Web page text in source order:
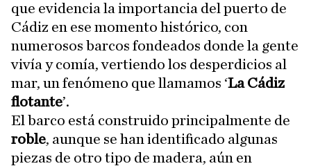
que evidencia la importancia del puerto de
Cádiz en ese momento histórico, con
numerosos barcos fondeados donde la gente
vivía y comía, vertiendo los desperdicios al
mar, un fenómeno que llamamos ‘La Cádiz
flotante’.
El barco está construido principalmente de
roble, aunque se han identificado algunas
piezas de otro tipo de madera, aún en